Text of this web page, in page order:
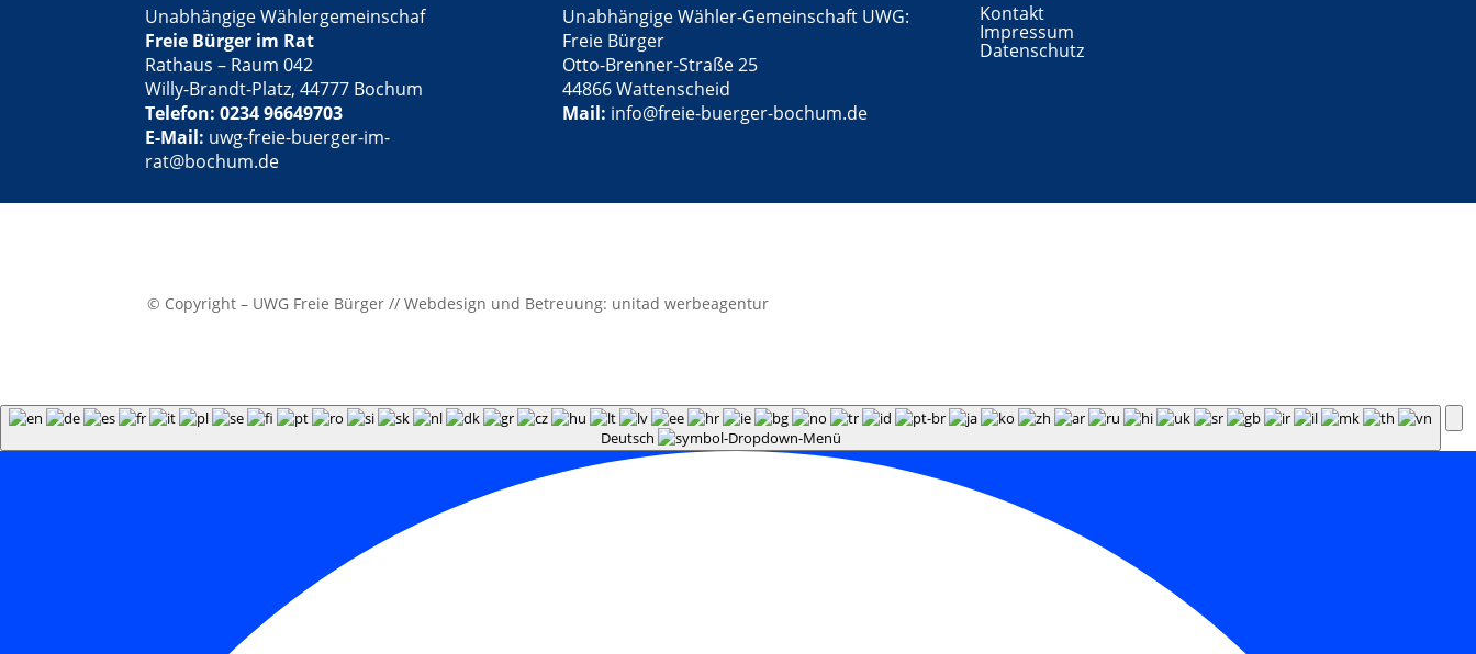
Unabhängige Wählergemeinschaf
Freie Bürger im Rat
Rathaus – Raum 042
Willy-Brandt-Platz, 44777 Bochum
Telefon: 0234 96649703
E-Mail: uwg-freie-buerger-im-
rat@bochum.de
Unabhängige Wähler-Gemeinschaft UWG:
Freie Bürger
Otto-Brenner-Straße 25
44866 Wattenscheid
Mail: info@freie-buerger-bochum.de
Kontakt
Impressum
Datenschutz
© Copyright – UWG Freie Bürger // Webdesign und Betreuung: unitad werbeagentur
Deutsch